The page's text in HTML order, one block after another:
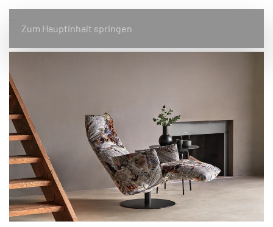
Zum Hauptinhalt springen